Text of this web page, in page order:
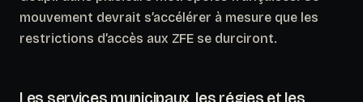
mouvement devrait s’accélérer à mesure que les
restrictions d’accès aux ZFE se durciront.
Les services municipaux, les régies et les